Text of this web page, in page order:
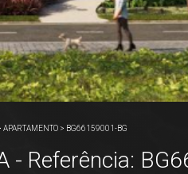
APARTAMENTO> BG66159001-BG
- Referência: